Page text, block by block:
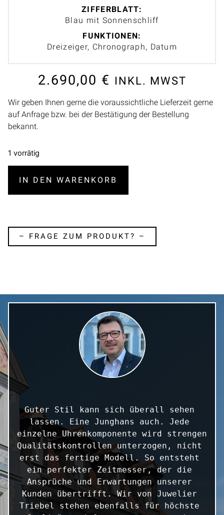
ZIFFERBLATT:
Blau mit Sonnenschliff
FUNKTIONEN:
Dreizeiger, Chronograph, Datum
2.690,00 € INKL. MWST
Wir geben Ihnen gerne die voraussichtliche Lieferzeit gerne
auf Anfrage bzw. bei der Bestätigung der Bestellung
bekannt.
1 vorrätig
IN DEN WARENKORB
– FRAGE ZUM PRODUKT? –
Guter Stil kann sich überall sehen
lassen. Eine Junghans auch. Jede
einzelne Uhrenkomponente wird strengen
Qualitätskontrollen unterzogen, nicht
erst das fertige Modell. So entsteht
ein perfekter Zeitmesser, der die
Ansprüche und Erwartungen unserer
Kunden übertrifft. Wir von Juwelier
Triebel stehen ebenfalls für höchste